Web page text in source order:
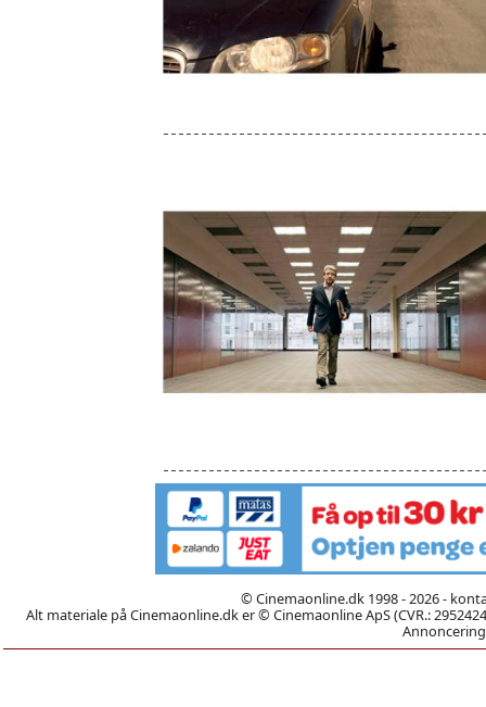
© Cinemaonline.dk 1998 - 2026 -
Alt materiale på Cinemaonline.dk er © Cinemaonline ApS (CVR.: